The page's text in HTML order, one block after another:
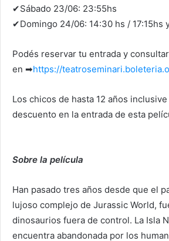
✔Sábado 23/06: 23:55hs
✔Domingo 24/06: 14:30 hs / 17:15hs
Podés reservar tu entrada y
en ➡https://
Los chicos de hasta 12 años
descuento en la entrada de esta
Sobre la película
Han pasado tres años desde que el
lujoso complejo de Jurassic World,
dinosaurios fuera de control. La Isla
encuentra abandonada por los